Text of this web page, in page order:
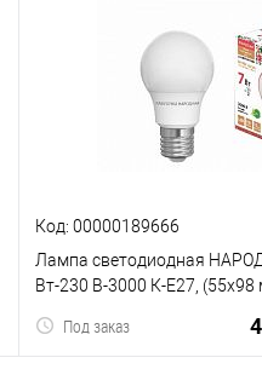
В
Код: 00000189666
Лампа светодиодная
Вт-230 В-3000 К-Е27, (55x98
Под заказ